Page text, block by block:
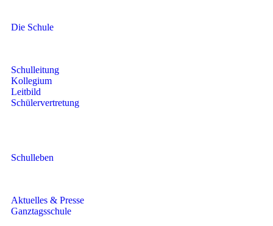
Die Schule
Schulleitung
Kollegium
Leitbild
Schülervertretung
Schulleben
Aktuelles & Presse
Ganztagsschule